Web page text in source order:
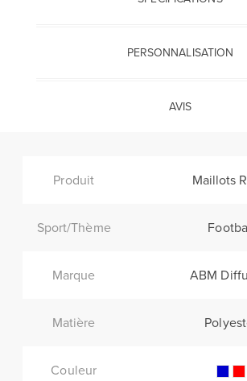
PERSONNALISATION
AVIS
Produit Maillots
Sport/Thème
Marque ABM
Matière
Couleur